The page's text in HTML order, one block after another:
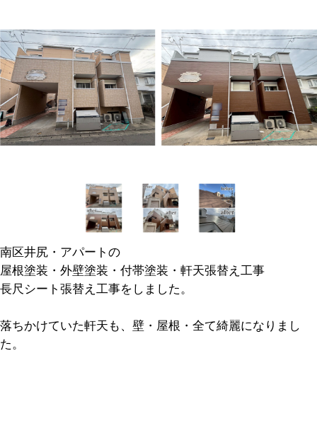
南区井尻・アパートの
屋根塗装・外壁塗装・付帯塗装・軒天張替え工事
長尺シート張替え工事をしました。
落ちかけていた軒天も、壁・屋根・全て綺麗になりまし
た。